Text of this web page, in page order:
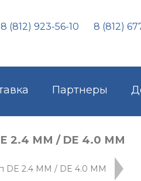
8 (812)
8 (812) 923-56-10
Партнеры
2.4 ММ / DE 4.0 ММ